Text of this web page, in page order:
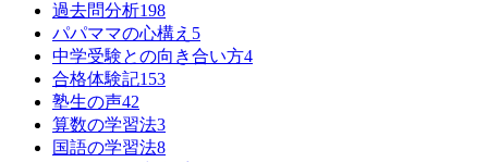
過去問分析198
パパママの心構え 5
中学受験との向き合い方4
合格体験記153
塾生の声42
算数の学習法3
国語の学習法8